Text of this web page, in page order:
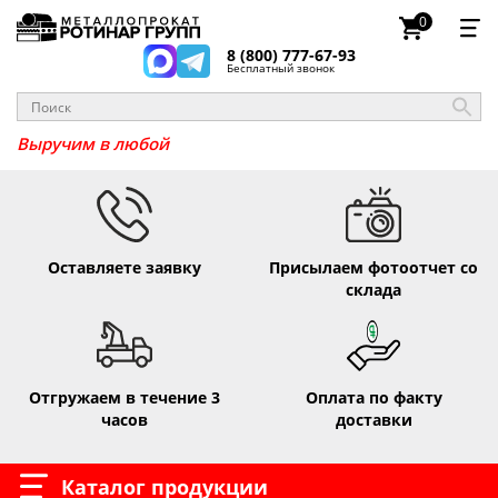
8 (800) 777-67-93
Бесплатный звонок
0
Выручим _
Оставляете заявку
Присылаем фотоотчет со
склада
Отгружаем в течение 3
часов
Оплата по факту
доставки
Каталог продукции